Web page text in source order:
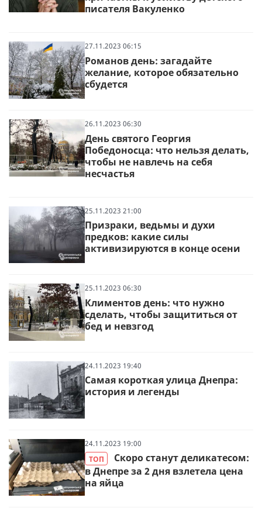
писателя Вакуленко
27.11.2023 06:15
Романов день: загадайте
желание, которое обязательно
сбудется
26.11.2023 06:30
День святого Георгия
Победоносца: что нельзя делать,
чтобы не навлечь на себя
несчастья
25.11.2023 21:00
Призраки, ведьмы и духи
предков: какие силы
активизируются в конце осени
25.11.2023 06:30
Климентов день: что нужно
сделать, чтобы защититься от
бед и невзгод
24.11.2023 19:40
Самая короткая улица Днепра:
история и легенды
24.11.2023 19:00
ТОП
Скоро станут деликатесом:
в Днепре за 2 дня взлетела цена
на яйца